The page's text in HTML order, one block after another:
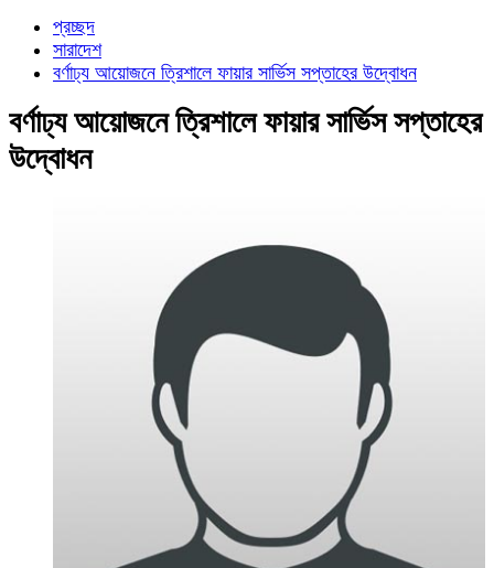
প্রচ্ছদ
সারাদেশ
বর্ণাঢ্য আয়োজনে ত্রিশালে ফায়ার সার্ভিস সপ্তাহের উদ্বোধন
বর্ণাঢ্য আয়োজনে ত্রিশালে ফায়ার সার্ভিস সপ্তাহের
উদ্বোধন